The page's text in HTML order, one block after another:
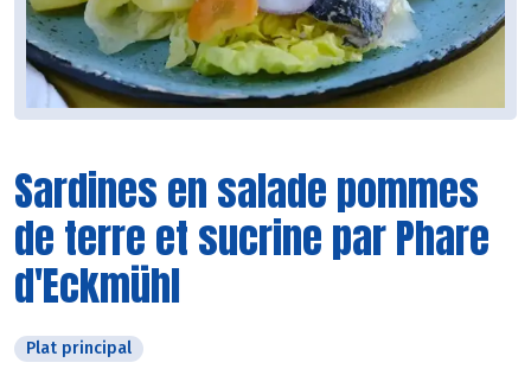
Sardines en salade pommes
de terre et sucrine par Phare
d'Eckmühl
Plat principal